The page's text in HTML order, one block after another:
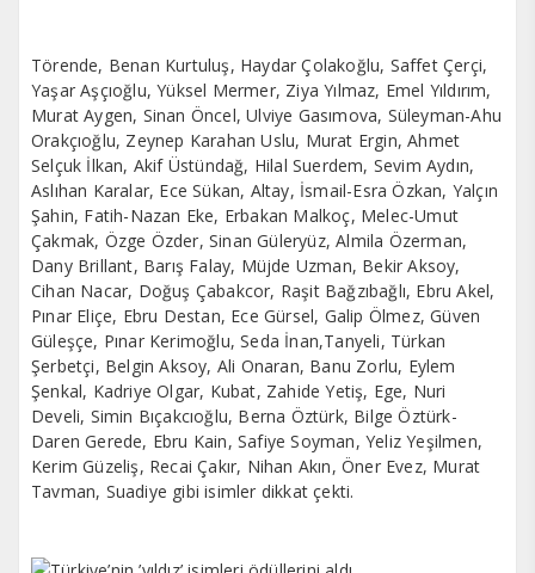
Törende, Benan Kurtuluş, Haydar Çolakoğlu, Saffet Çerçi,
Yaşar Aşçıoğlu, Yüksel Mermer, Ziya Yılmaz, Emel Yıldırım,
Murat Aygen, Sinan Öncel, Ulviye Gasımova, Süleyman-Ahu
Orakçıoğlu, Zeynep Karahan Uslu, Murat Ergin, Ahmet
Selçuk İlkan, Akif Üstündağ, Hilal Suerdem, Sevim Aydın,
Aslıhan Karalar, Ece Sükan, Altay, İsmail-Esra Özkan, Yalçın
Şahin, Fatih-Nazan Eke, Erbakan Malkoç, Melec-Umut
Çakmak, Özge Özder, Sinan Güleryüz, Almila Özerman,
Dany Brillant, Barış Falay, Müjde Uzman, Bekir Aksoy,
Cihan Nacar, Doğuş Çabakcor, Raşit Bağzıbağlı, Ebru Akel,
Pınar Eliçe, Ebru Destan, Ece Gürsel, Galip Ölmez, Güven
Güleşçe, Pınar Kerimoğlu, Seda İnan,Tanyeli, Türkan
Şerbetçi, Belgin Aksoy, Ali Onaran, Banu Zorlu, Eylem
Şenkal, Kadriye Olgar, Kubat, Zahide Yetiş, Ege, Nuri
Develi, Simin Bıçakcıoğlu, Berna Öztürk, Bilge Öztürk-
Daren Gerede, Ebru Kain, Safiye Soyman, Yeliz Yeşilmen,
Kerim Güzeliş, Recai Çakır, Nihan Akın, Öner Evez, Murat
Tavman, Suadiye gibi isimler dikkat çekti.